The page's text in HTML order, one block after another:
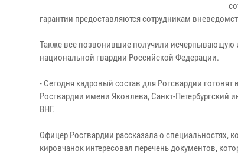
гарантии предоставляются сотрудникам
Также все позвонившие получили исчерпывающую
национальной гвардии Российской Федерации.
- Сегодня кадровый состав для Рогсвардии
Росгвардии имени Яковлева, Санкт-Петербургский
ВНГ.
Офицер Росгвардии рассказала о
кировчанок интересовал перечень документов,